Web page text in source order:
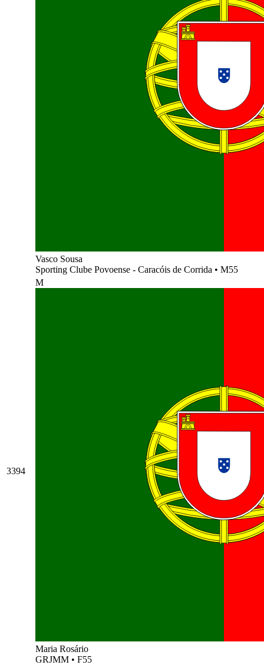
Vasco Sousa
Sporting Clube Povoense - Caracóis de Corrida • M55
3394
M
Maria Rosário
GRJMM • F55